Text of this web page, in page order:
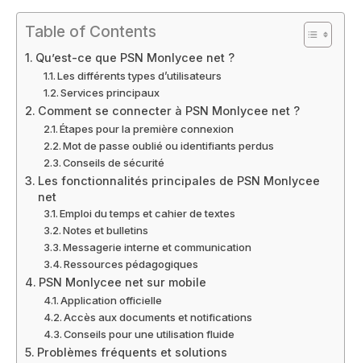
Table of Contents
Qu’est-ce que PSN Monlycee net ?
Les différents types d’utilisateurs
Services principaux
Comment se connecter à PSN Monlycee net ?
Étapes pour la première connexion
Mot de passe oublié ou identifiants perdus
Conseils de sécurité
Les fonctionnalités principales de PSN Monlycee
net
Emploi du temps et cahier de textes
Notes et bulletins
Messagerie interne et communication
Ressources pédagogiques
PSN Monlycee net sur mobile
Application officielle
Accès aux documents et notifications
Conseils pour une utilisation fluide
Problèmes fréquents et solutions